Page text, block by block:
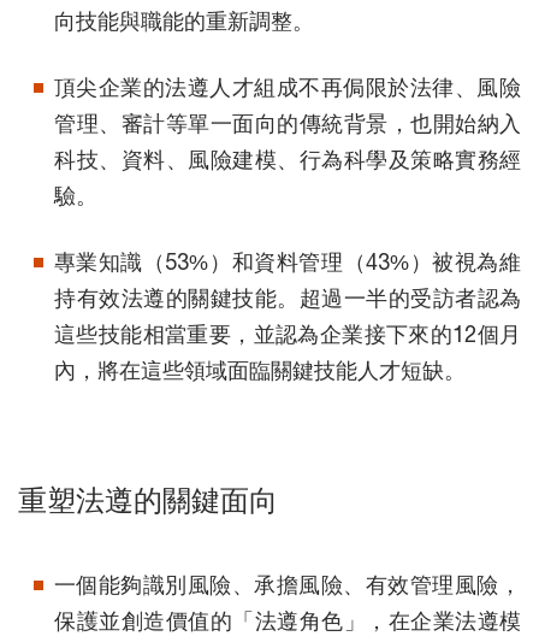
向技能與職能的重新調整。
頂尖企業的法遵人才組成不再侷限於法律、風險
管理、審計等單一面向的傳統背景，也開始納入
科技、資料、風險建模、行為科學及策略實務經
驗。
專業知識（53%）和資料管理（43%）被視為維
持有效法遵的關鍵技能。超過一半的受訪者認為
這些技能相當重要，並認為企業接下來的12個月
內，將在這些領域面臨關鍵技能人才短缺。
重塑法遵的關鍵面向
一個能夠識別風險、承擔風險、有效管理風險，
保護並創造價值的「法遵角色」，在企業法遵模